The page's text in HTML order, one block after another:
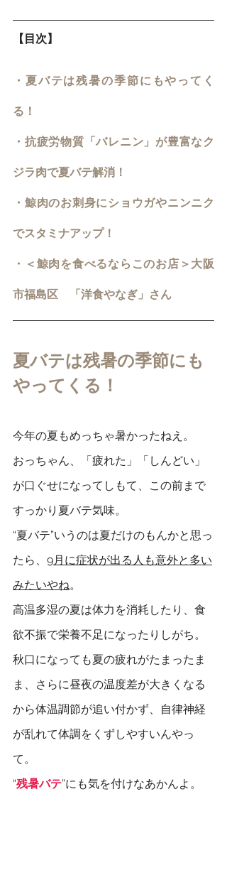
【目次】
・夏バテは残暑の季節にもやってく
る！
・抗疲労物質「バレニン」が豊富なク
ジラ肉で夏バテ解消！
・鯨肉のお刺身にショウガやニンニク
でスタミナアップ！
・＜鯨肉を食べるならこのお店＞大阪
市福島区　「洋食やなぎ」さん
夏バテは残暑の季節にも
やってくる！
今年の夏もめっちゃ暑かったねえ。
おっちゃん、「疲れた」「しんどい」
が口ぐせになってしもて、この前まで
すっかり夏バテ気味。
“夏バテ”いうのは夏だけのもんかと思っ
たら、 9月に症状が出る人も意外と多い
みたいやね。
高温多湿の夏は体力を消耗したり、食
欲不振で栄養不足になったりしがち。
秋口になっても夏の疲れがたまったま
ま、さらに昼夜の温度差が大きくなる
から体温調節が追い付かず、自律神経
が乱れて体調をくずしやすいんやっ
て。
“残暑バテ”にも気を付けなあかんよ。